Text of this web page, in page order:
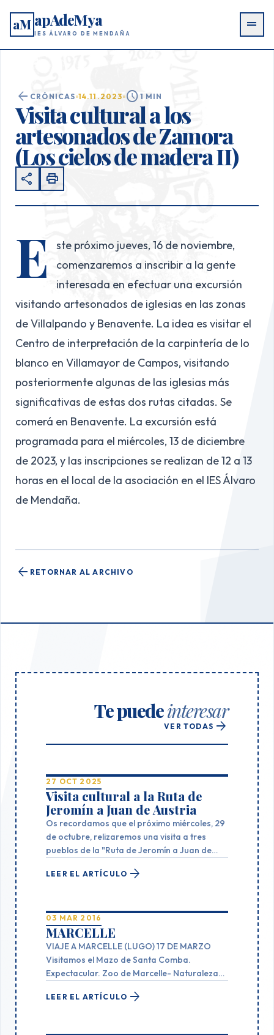
aM apAdeMya
IES ÁLVARO DE MENDAÑA drag_handle
arrow_back CRÓNICAS 14.11.2023 schedule 1 MIN
Visita cultural a los
artesonados de Zamora
(Los cielos de madera II)
share print
E
ste próximo jueves, 16 de noviembre,
comenzaremos a inscribir a la gente
interesada en efectuar una excursión
visitando artesonados de iglesias en las zonas
de Villalpando y Benavente. La idea es visitar el
Centro de interpretación de la carpintería de lo
blanco en Villamayor de Campos, visitando
posteriormente algunas de las iglesias más
significativas de estas dos rutas citadas. Se
comerá en Benavente. La excursión está
programada para el miércoles, 13 de diciembre
de 2023, y las inscripciones se realizan de 12 a 13
horas en el local de la asociación en el IES Álvaro
de Mendaña.
arrow_back RETORNAR AL ARCHIVO
Te puedeinteresar
VER TODAS arrow_forward
27 OCT 2025
Visita cultural a la Ruta de
Jeromín a Juan de Austria
Os recordamos que el próximo miércoles, 29
de octubre, relizaremos una visita a tres
pueblos de la "Ruta de Jeromín a Juan de
de la Santa Espina, y Torrelobatón. La salida
tarde desde la parrte alta.
LEER EL ARTÍCULO arrow_forward
03 MAR 2016
MARCELLE
VIAJE A MARCELLE (LUGO) 17 DE MARZO
Visitamos el Mazo de Santa Comba.
Expectacular. Zoo de Marcelle- Naturaleza
ultrarrápia a la fortaleza de San Paio de
LEER EL ARTÍCULO arrow_forward